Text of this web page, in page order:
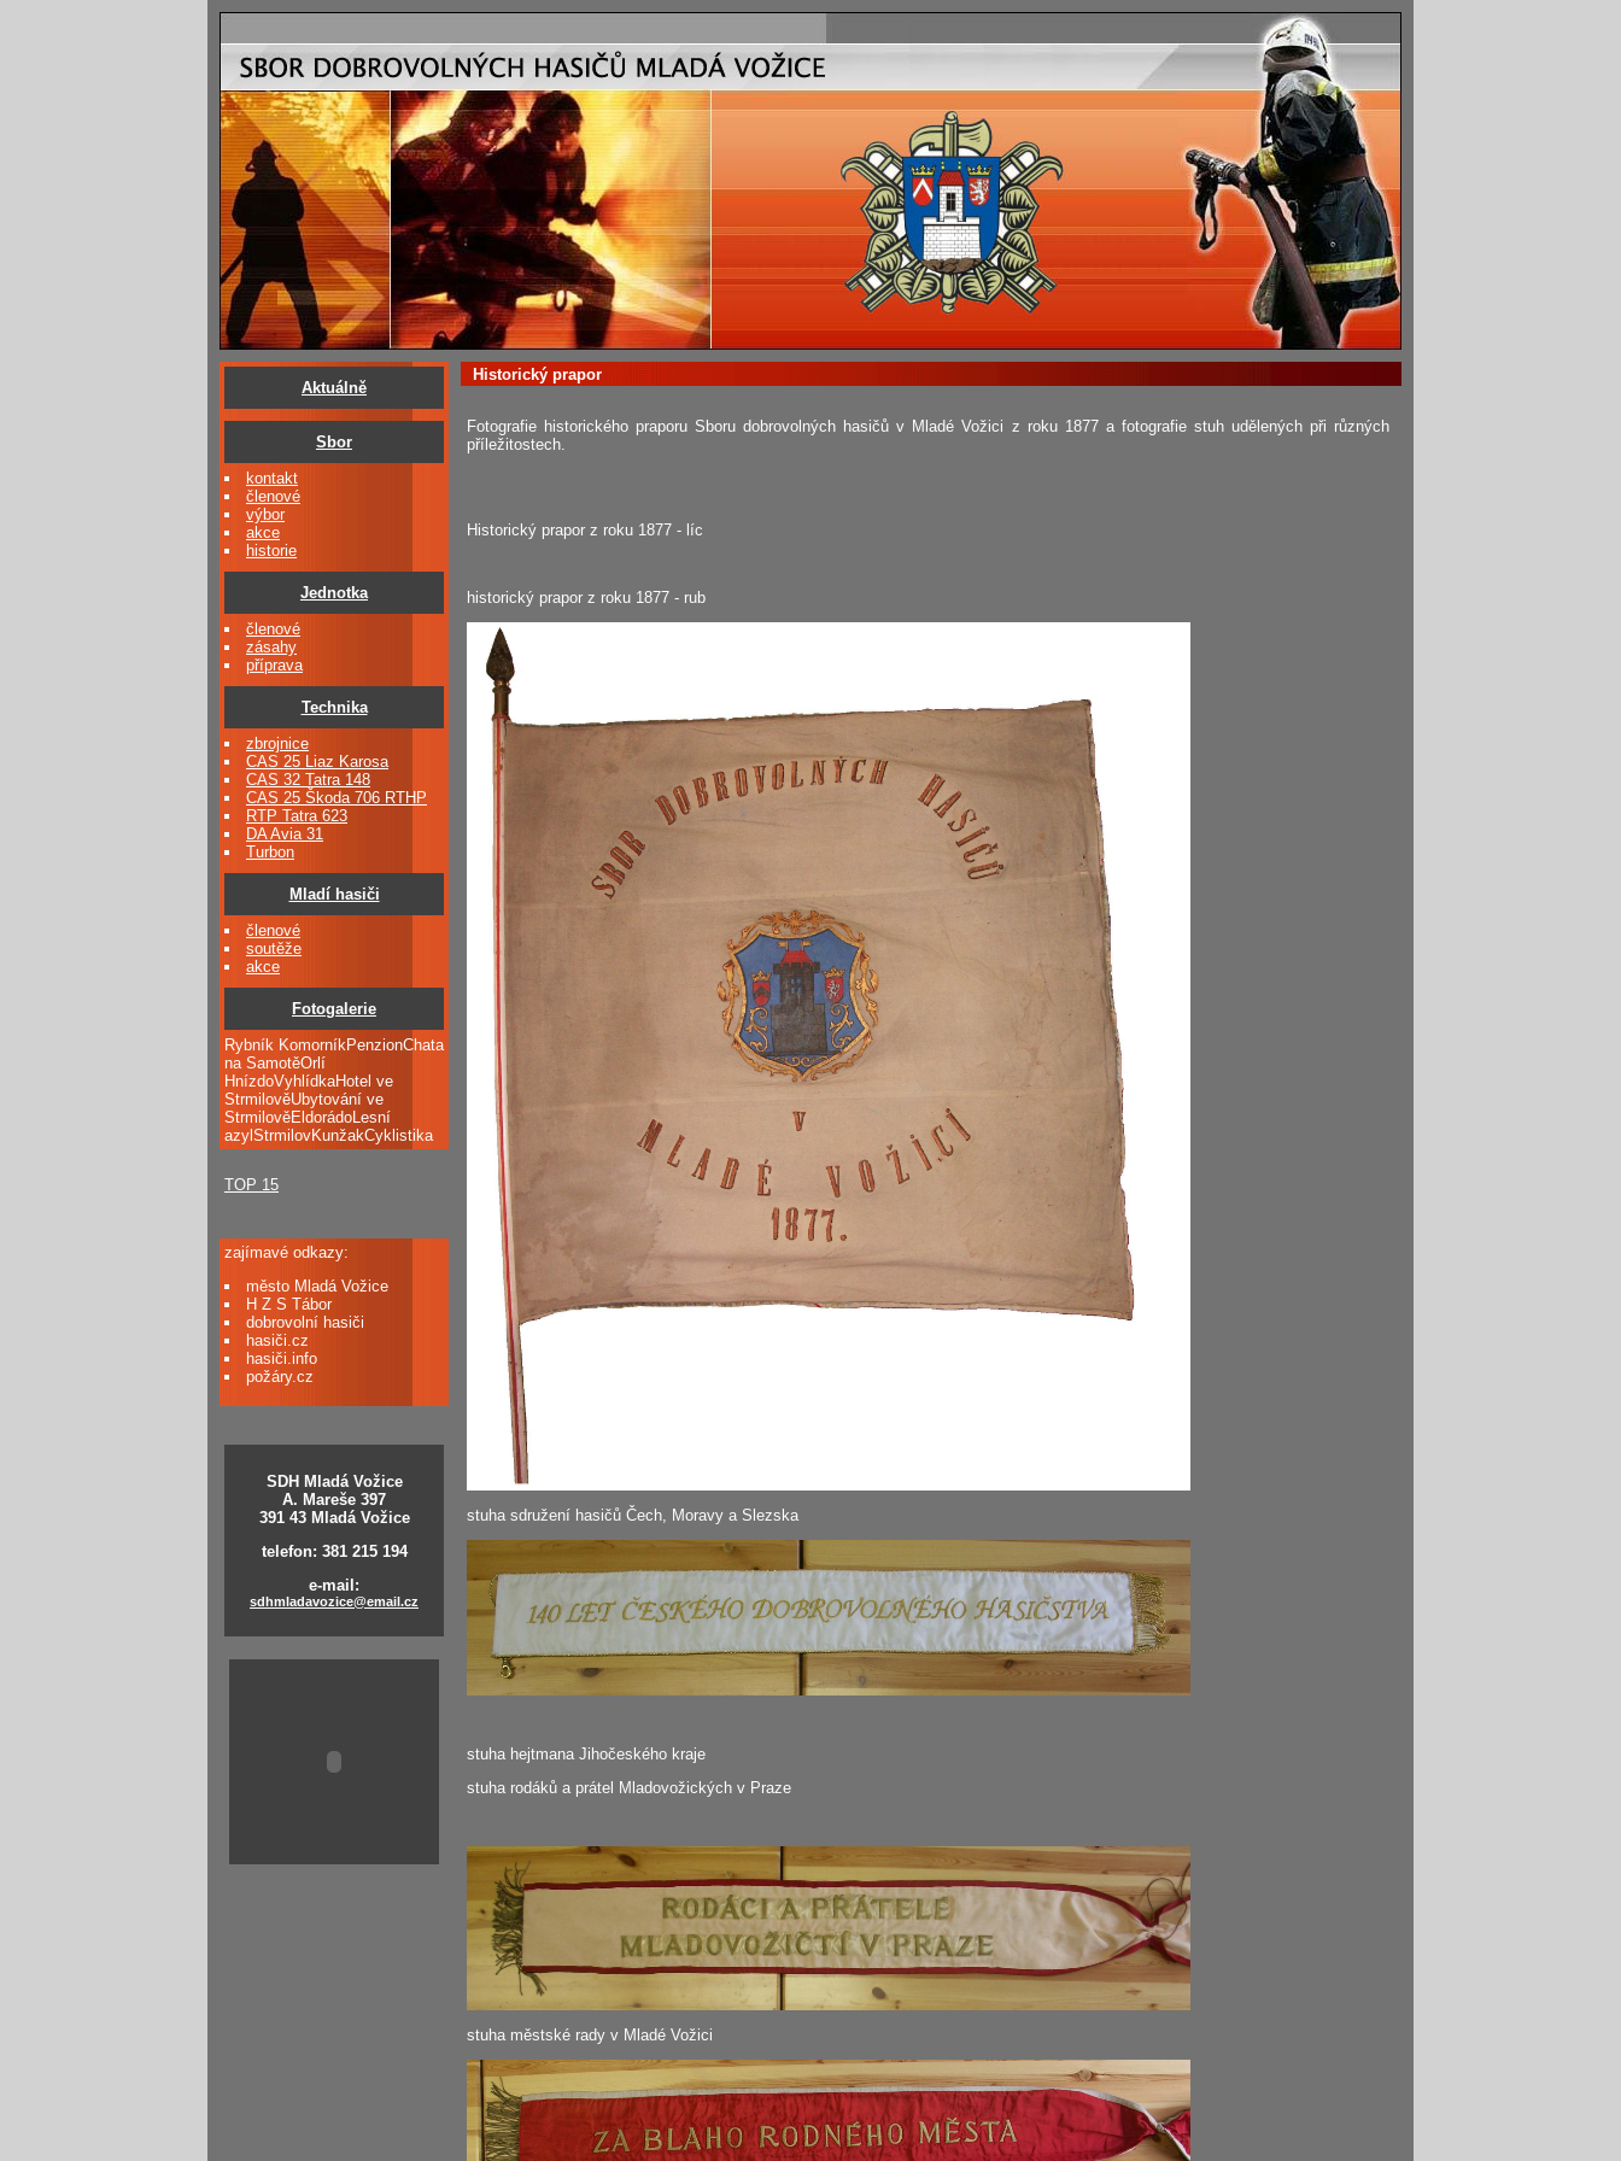
Aktuálně
Sbor
kontakt
členové
výbor
akce
historie
Jednotka
členové
zásahy
příprava
Technika
zbrojnice
CAS 25 Liaz Karosa
CAS 32 Tatra 148
CAS 25 Škoda 706 RTHP
RTP Tatra 623
DA Avia 31
Turbon
Mladí hasiči
členové
soutěže
akce
Fotogalerie
Rybník KomorníkPenzionChata
na SamotěOrlí
HnízdoVyhlídkaHotel ve
StrmilověUbytování ve
StrmilověEldorádoLesní
azylStrmilovKunžakCyklistika
TOP 15
zajímavé odkazy:
město Mladá Vožice
H Z S Tábor
dobrovolní hasiči
hasiči.cz
hasiči.info
požáry.cz
SDH Mladá Vožice
A. Mareše 397
391 43 Mladá Vožice
telefon: 381 215 194
e-mail:
sdhmladavozice@email.cz
Historický prapor
Fotografie historického praporu Sboru dobrovolných hasičů v Mladé Vožici z roku 1877 a fotografie stuh udělených při různých
příležitostech.
Historický prapor z roku 1877 - líc
historický prapor z roku 1877 - rub
stuha sdružení hasičů Čech, Moravy a Slezska
stuha hejtmana Jihočeského kraje
stuha rodáků a prátel Mladovožických v Praze
stuha městské rady v Mladé Vožici